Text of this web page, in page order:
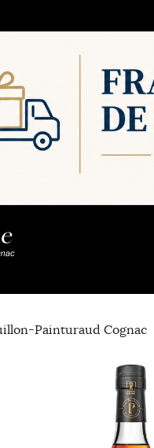
Painturaud Cognac